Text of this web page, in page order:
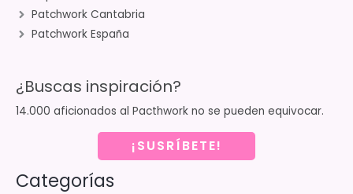
Patchwork Cantabria
Patchwork España
¿Buscas inspiración?
14.000 aficionados al Pacthwork no se pueden equivocar.
¡SUSRÍBETE!
Categorías